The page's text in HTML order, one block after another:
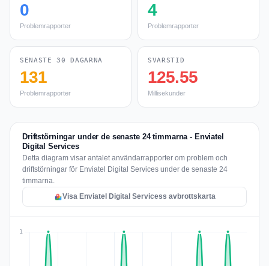
0
Problemrapporter
4
Problemrapporter
SENASTE 30 DAGARNA
131
Problemrapporter
SVARSTID
125.55
Millisekunder
Driftstörningar under de senaste 24 timmarna - Enviatel
Digital Services
Detta diagram visar antalet användarrapporter om problem och
driftstörningar för Enviatel Digital Services under de senaste 24
timmarna.
Visa Enviatel Digital Servicess avbrottskarta